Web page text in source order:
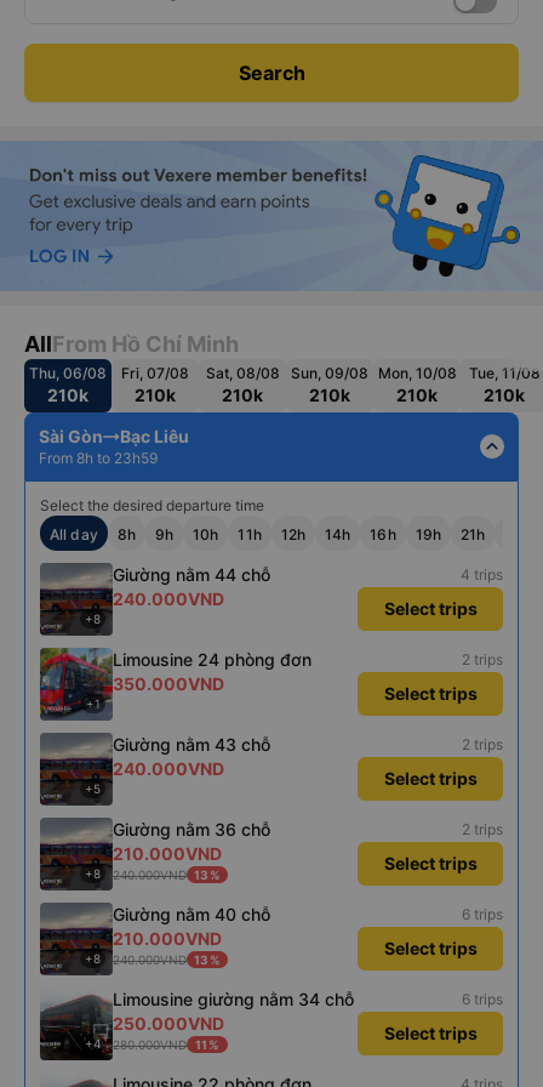
Search
AllFrom Hồ Chí Minh
Thu, 06/08
210k
Fri, 07/08
210k
Sat, 08/08
210k
Sun, 09/08
210k
Mon, 10/08
210k
Tue, 11/08
210k
Sài Gòn
Bạc Liêu
From 8h to 23h59 expand_less
Select the desired departure time
All day
8h 9h 10h 11h 12h 14h 16h 19h 21h
+8
Giường nằm 44 chỗ 4 trips
240.000VND Select trips
+1
Limousine 24 phòng đơn 2 trips
350.000VND Select trips
+5
Giường nằm 43 chỗ 2 trips
240.000VND Select trips
+8
Giường nằm 36 chỗ 2 trips
210.000VND
240.000VND 13%
Select trips
+8
Giường nằm 40 chỗ 6 trips
210.000VND
240.000VND 13%
Select trips
+4
Limousine giường nằm 34 chỗ 6 trips
250.000VND
280.000VND 11%
Select trips